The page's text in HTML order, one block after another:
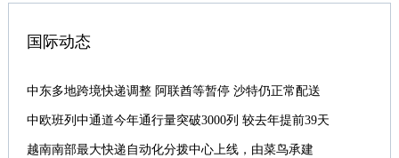
国际动态
中东多地跨境快递调整 阿联酋等暂停 沙特仍正常配送
中欧班列中通道今年通行量突破3000列 较去年提前39天
越南南部最大快递自动化分拨中心上线，由菜鸟承建